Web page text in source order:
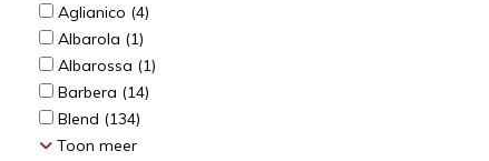
Aglianico (4)
Albarola (1)
Albarossa (1)
Barbera (14)
Blend (134)
Toon meer